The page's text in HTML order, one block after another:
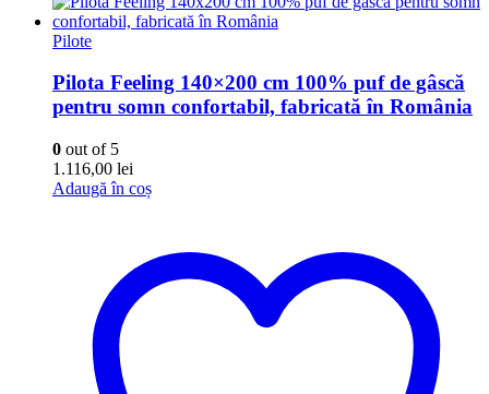
Pilote
Pilota Feeling 140×200 cm 100% puf de gâscă
pentru somn confortabil, fabricată în România
0 out of 5
1.116,00 lei
Adaugă în coș